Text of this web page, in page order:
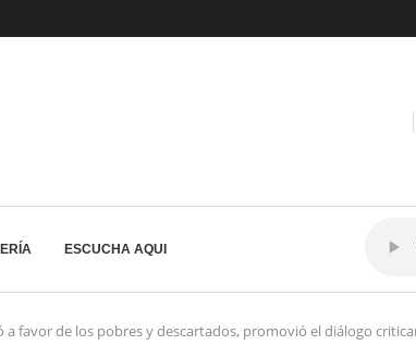
ESCUCHA AQUI
a favor de los pobres y descartados, promovió el diálogo